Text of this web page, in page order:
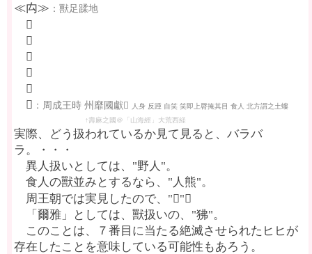
≪禸≫ ：獸足蹂地
𥜿
𥝃
𦦔
𥝆
𥝈
𥝋 ：周成王時 州靡國獻𥝋
人身 反踵 自笑 笑即上脣掩其目 食人 北方謂之土螻
↑壽麻之國＠「山海經」大荒西経
実際、どう扱われているか見て見ると、バラバ
ラ。・・・
異人扱いとしては、"野人"。
食人の獸並みとするなら、"人熊"。
周王朝では実見したので、"𥝋"。
「爾雅」としては、獸扱いの、"狒"。
このことは、７番目に当たる絶滅させられたヒヒが
存在したことを意味している可能性もあろう。